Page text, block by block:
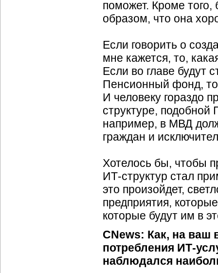
поможет. Кроме того,
образом, что она
Если говорить о
мне кажется, то,
Если во главе будут
Пенсионный фонд, то
И человеку гораздо
структуре,
например, в МВД
граждан и
Хотелось бы, чтобы
ИТ-структур стал
это произойдет,
предприятия,
которые будут им в
CNews: Как, на ваш
потребления ИТ-
наблюдался